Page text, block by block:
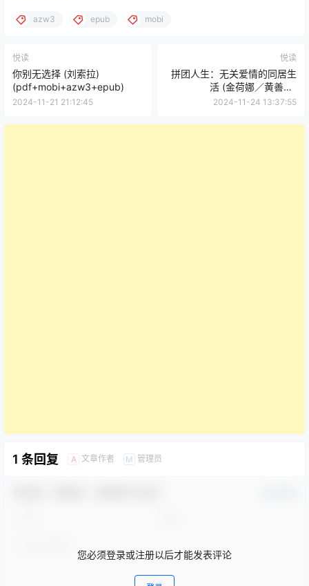
azw3 epub mobi
悦读
你别无选择 (刘索拉)
(pdf+mobi+azw3+epub)
2024-11-21 21:12:45
悦读
拼团人生：无关爱情的同居生
活 (金荷娜／黄善宇)
(mobi+azw3+epub)
2024-11-24 13:37:55
1 条回复 A 文章作者 M 管理员
您必须登录或注册以后才能发表评论